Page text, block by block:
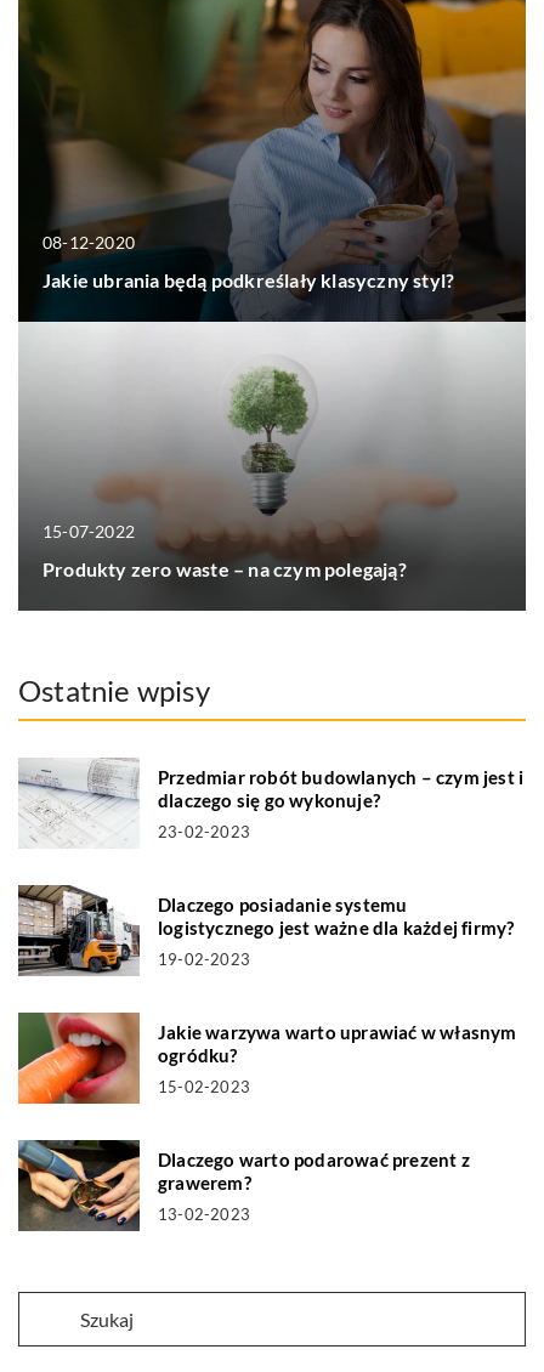
08-12-2020
Jakie ubrania będą podkreślały klasyczny styl?
15-07-2022
Produkty zero waste – na czym polegają?
Ostatnie wpisy
Przedmiar robót budowlanych – czym jest i
dlaczego się go wykonuje?
23-02-2023
Dlaczego posiadanie systemu
logistycznego jest ważne dla każdej firmy?
19-02-2023
Jakie warzywa warto uprawiać w własnym
ogródku?
15-02-2023
Dlaczego warto podarować prezent z
grawerem?
13-02-2023